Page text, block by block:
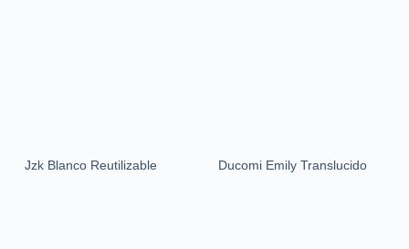
Jzk Blanco Reutilizable Ducomi Emily Translucido